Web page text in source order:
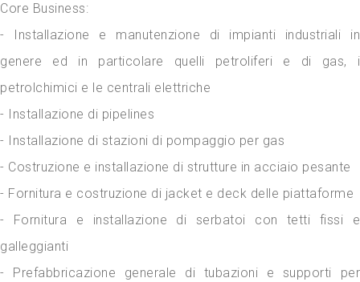
Core Business:
-
Installazione e manutenzione di impianti industriali in
genere ed in particolare quelli petroliferi e di gas, i
petrolchimici e le centrali elettriche
- Installazione di pipelines
- Installazione di stazioni di pompaggio per gas
- Costruzione e installazione di strutture in acciaio pesante
- Fornitura e costruzione di jacket e deck delle piattaforme
- Fornitura e installazione di serbatoi con tetti fissi e
galleggianti
- Prefabbricazione generale di tubazioni e supporti per